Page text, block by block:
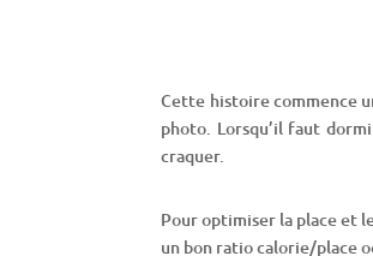
Cette histoire commence
photo. Lorsqu’il faut
craquer.
Pour optimiser la place et
un bon ratio calorie/place